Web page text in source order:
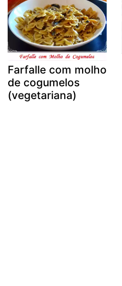
Farfalle com molho
de cogumelos
(vegetariana)